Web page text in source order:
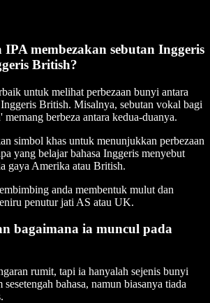
membezakan sebutan Inggeris
British?
untuk melihat perbezaan bunyi antara
British. Misalnya, sebutan vokal bagi
memang berbeza antara kedua-duanya.
simbol khas untuk menunjukkan perbezaan
yang belajar bahasa Inggeris menyebut
gaya Amerika atau British.
anda membentuk mulut dan
penutur jati AS atau UK.
bagaimana ia muncul pada
rumit, tapi ia hanyalah sejenis bunyi
bahasa, namun biasanya tiada